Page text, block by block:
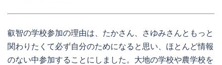
叡智の学校参加の理由は、たかさん、さゆみさんともっと
関わりたくて必ず自分のためになると思い、ほとんど情報
のない中参加することにしました。大地の学校や農学校を